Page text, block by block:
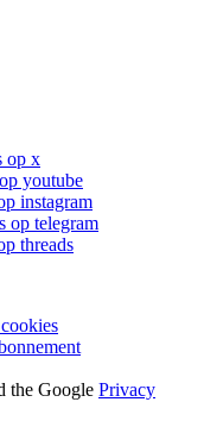
op x
youtube
instagram
op telegram
threads
the Google Privacy